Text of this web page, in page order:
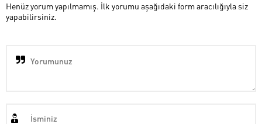
Henüz yorum yapılmamış. İlk yorumu aşağıdaki form aracılığıyla siz
yapabilirsiniz.